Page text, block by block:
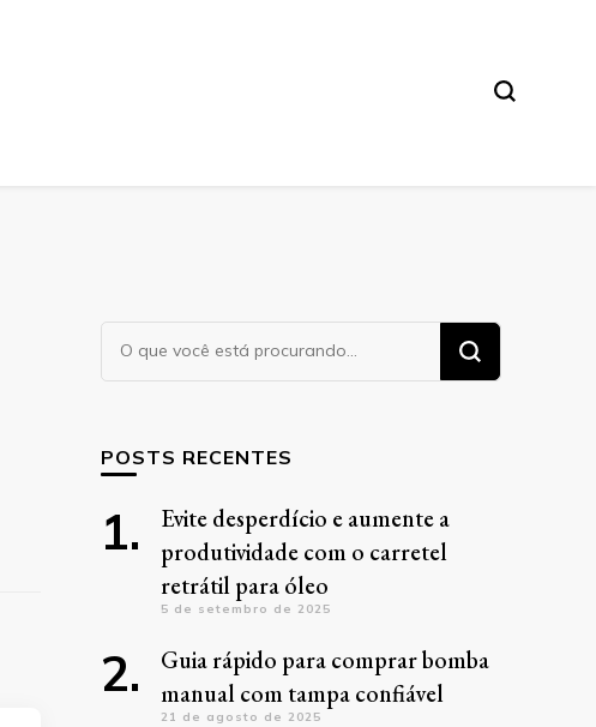
Procurando
algo?
POSTS RECENTES
Evite desperdício e aumente a
produtividade com o carretel
retrátil para óleo
5 de setembro de 2025
Guia rápido para comprar bomba
manual com tampa confiável
21 de agosto de 2025